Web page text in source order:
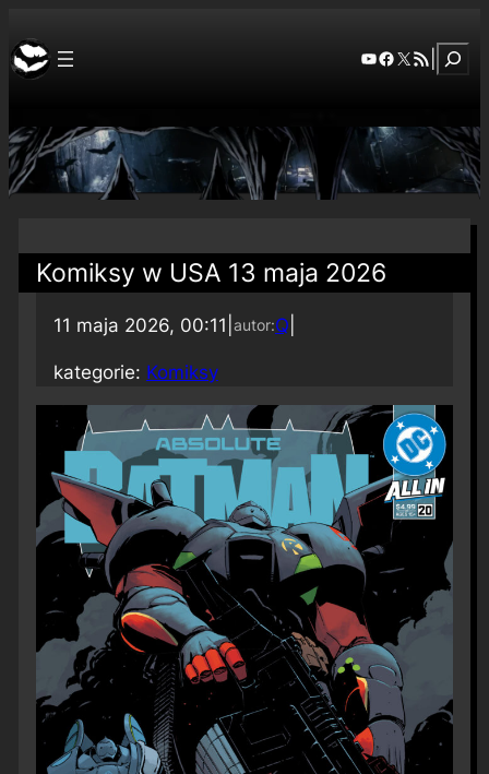
YouTube
Facebook
X RSS Feed
Komiksy w USA 13 maja 2026
11 maja 2026, 00:11 autor:Q
kategorie: Komiksy